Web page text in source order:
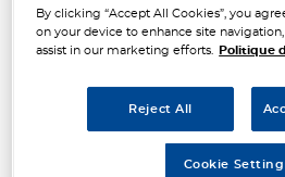
1
km
DURAND
8 RUE DE
Fermé
Voir
By clicking “Accept All Cookies”, you
on your device to enhance site navigation,
assist in our marketing efforts.
Politique
Reject All
Cookie